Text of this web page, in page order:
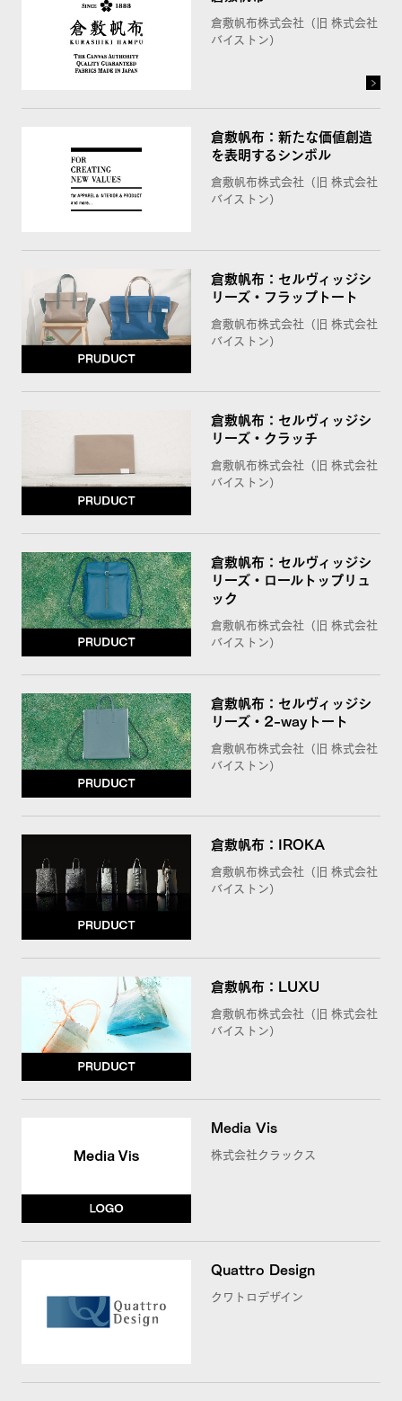
倉敷帆布株式会社（旧 株式会社
バイストン）
倉敷帆布：新たな価値創造
を表明するシンボル
倉敷帆布株式会社（旧 株式会社
バイストン）
倉敷帆布：セルヴィッジシ
リーズ・フラップトート
倉敷帆布株式会社（旧 株式会社
バイストン）
倉敷帆布：セルヴィッジシ
リーズ・クラッチ
倉敷帆布株式会社（旧 株式会社
バイストン）
倉敷帆布：セルヴィッジシ
リーズ・ロールトップリュ
ック
倉敷帆布株式会社（旧 株式会社
バイストン）
倉敷帆布：セルヴィッジシ
リーズ・2-wayトート
倉敷帆布株式会社（旧 株式会社
バイストン）
倉敷帆布：IROKA
倉敷帆布株式会社（旧 株式会社
バイストン）
倉敷帆布：LUXU
倉敷帆布株式会社（旧 株式会社
バイストン）
Media Vis
株式会社クラックス
Quattro Design
クワトロデザイン